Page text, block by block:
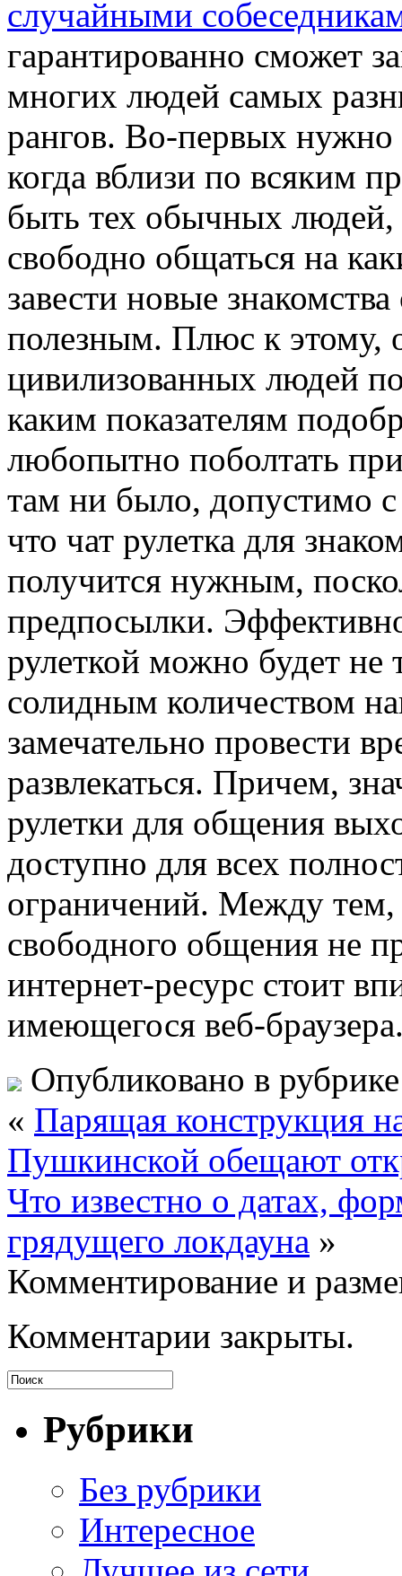
случайными
гарантированно сможет
многих людей самых
рангов. Во-первых нужно
когда вблизи по всяким
быть тех обычных
свободно общаться на
завести новые
полезным. Плюс к этому,
цивилизованных людей
каким показателям
любопытно поболтать
там ни было, допустимо
что чат рулетка для
получится нужным,
предпосылки.
рулеткой можно будет не
солидным количеством
замечательно провести
развлекаться. Причем,
рулетки для общения
доступно для всех
ограничений. Между тем,
свободного общения не
интернет-ресурс стоит
имеющегося веб-
Опубликовано в
« Парящая конструкция
Пушкинской обещают
Что известно о датах,
грядущего локдауна »
Комментирование и
Комментарии закрыты.
Рубрики
Без рубрики
Интересное